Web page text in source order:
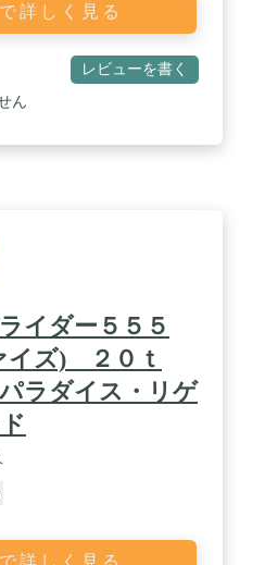
詳しく見る
レビューを書く
ん
イダー５５５
イズ) ２０ｔ
ラダイス・リゲ
詳しく見る